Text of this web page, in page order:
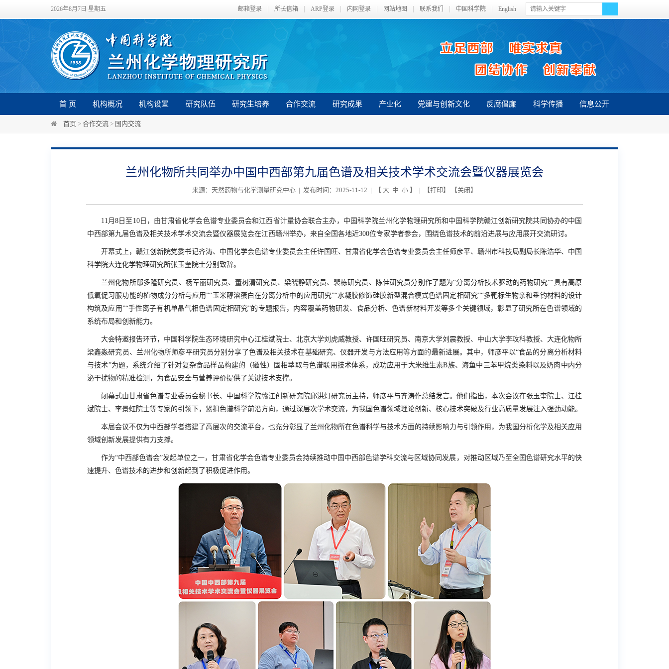
2026年8月7日 星期五 邮箱登录 所长信箱 ARP登录 内网登录 网站地图 联系我们 中国科学院 English
首 页 机构概况 机构设置 研究队伍 研究生培养 合作交流 研究成果 产业化 党建与创新文化 反腐倡廉 科学传播 信息公开
首页 > 合作交流 > 国内交流
兰州化物所共同举办中国中西部第九届色谱及相关技术学术交流会暨仪器展览会
来源：天然药物与化学测量研究中心 | 发布时间：2025-11-12 | 【 大 中 小 】 | 【打印】 【关闭 】
11月8 日至 10日，由甘肃省化学会色谱专业委员会和江西省计量协会联合主办，中国科学院兰州化学物理研究所和中国科学院赣江创新研究院共同协办的中国
中西部第九届色谱及相关技术学术交流会暨仪器展览会在江西赣州举办，来自全国各地近300位专家学者参会，围绕色谱技术的前沿进展与应用展开交流研讨。
开幕式上，赣江创新院党委书记齐涛、中国化学会色谱专业委员会主任许国旺、甘肃省化学会色谱专业委员会主任师彦平、赣州市科技局副局长陈浩华、中国
科学院大连化学物理研究所张玉奎院士分别致辞。
兰州化物所邸多隆研究员、杨军丽研究员、董树清研究员、梁晓静研究员、裴栋研究员、陈佳研究员分别作了题为“分离分析技术驱动的药物研究”“具有高原
低氧促习服功能的植物成分分析与应用”“玉米醇溶蛋白在分离分析中的应用研究”“水凝胶修饰硅胶新型混合模式色谱固定相研究”“多靶标生物亲和垂钓材料的设计
构筑及应用”“手性离子有机单晶气相色谱固定相研究”的专题报告，内容覆盖药物研发、食品分析、色谱新材料开发等多个关键领域，彰显了研究所在色谱领域的
系统布局和创新能力。
大会特邀报告环节，中国科学院生态环境研究中心江桂斌院士、北京大学刘虎威教授、许国旺研究员、南京大学刘震教授、中山大学李攻科教授、大连化物所
梁鑫淼研究员、兰州化物所师彦平研究员分别分享了色谱及相关技术在基础研究、仪器开发与方法应用等方面的最新进展。其中，师彦平以“食品的分离分析材料
与技术”为题，系统介绍了针对复杂食品样品构建的（磁性）固相萃取与色谱联用技术体系，成功应用于大米维生素B族、海鱼中三苯甲烷类染料以及奶肉中内分
泌干扰物的精准检测，为食品安全与营养评价提供了关键技术支撑。
闭幕式由甘肃省色谱专业委员会秘书长、中国科学院赣江创新研究院邱洪灯研究员主持，师彦平与齐涛作总结发言。他们指出，本次会议在张玉奎院士、江桂
斌院士、李景虹院士等专家的引领下，紧扣色谱科学前沿方向，通过深层次学术交流，为我国色谱领域理论创新、核心技术突破及行业高质量发展注入强劲动能。
本届会议不仅为中西部学者搭建了高层次的交流平台，也充分彰显了兰州化物所在色谱科学与技术方面的持续影响力与引领作用，为我国分析化学及相关应用
领域创新发展提供有力支撑。
作为“中西部色谱会”发起单位之一，甘肃省化学会色谱专业委员会持续推动中国中西部色谱学科交流与区域协同发展，对推动区域乃至全国色谱研究水平的快
速提升、色谱技术的进步和创新起到了积极促进作用。